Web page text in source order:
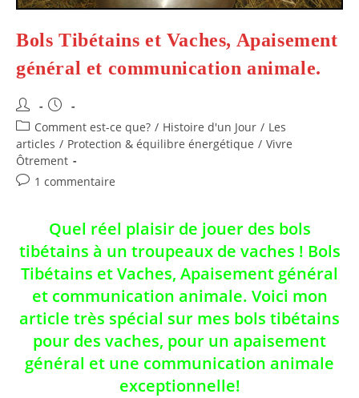
Bols Tibétains et Vaches, Apaisement
général et communication animale.
Auteur/autrice
de
la
publication :
Publication
publiée :
Post
category:
Comment est-ce que? / Histoire d'un Jour / Les
articles / Protection & équilibre énergétique / Vivre
Ôtrement
Commentaires
publication :
1 commentaire
Quel réel plaisir de jouer des bols
tibétains à un troupeaux de vaches ! Bols
Tibétains et Vaches, Apaisement général
et communication animale. Voici mon
article très spécial sur mes bols tibétains
pour des vaches, pour un apaisement
général et une communication animale
exceptionnelle!